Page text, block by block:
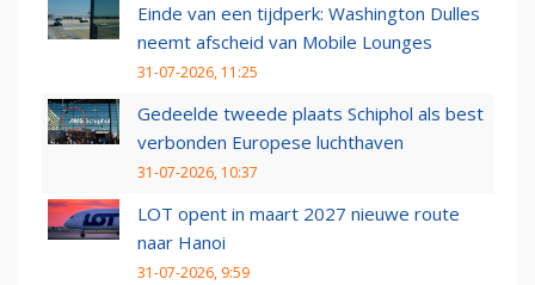
Einde van een tijdperk: Washington Dulles
neemt afscheid van Mobile Lounges
31-07-2026, 11:25
Gedeelde tweede plaats Schiphol als best
verbonden Europese luchthaven
31-07-2026, 10:37
LOT opent in maart 2027 nieuwe route
naar Hanoi
31-07-2026, 9:59